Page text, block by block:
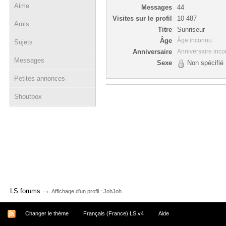
Aime
Amis
Sujets
Messages
Petites annonces
Shoutbox
Messages
44
Visites sur le profil
10 487
Titre
Sunriseur
Âge
Âge inconnu
Anniversaire Anniversaire
Sexe Non spécifié
LS forums → Affichage d'un profil : JohJoh
Changer le thème Français (France) LS v4 Aide